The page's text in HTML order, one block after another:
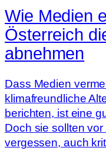
Wie Medien
Österreich
abnehmen
Dass Medien
klimafreundliche
berichten, ist eine
Doch sie sollten
vergessen, auch